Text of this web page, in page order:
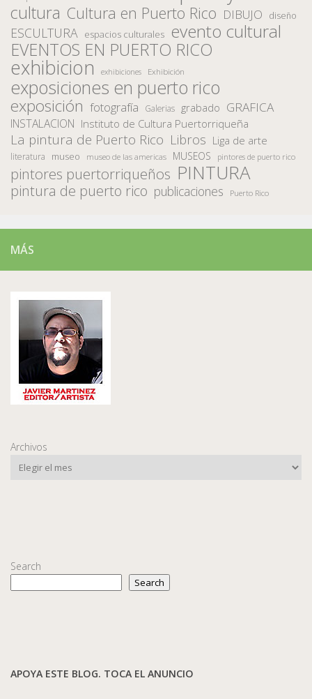
cultura Cultura en Puerto Rico DIBUJO diseño
ESCULTURA espacios culturales evento cultural
EVENTOS EN PUERTO RICO
exhibicion exhibiciones Exhibición
exposiciones en puerto rico
exposición fotografía Galerias grabado GRAFICA
INSTALACION Instituto de Cultura Puertorriqueña
La pintura de Puerto Rico Libros Liga de arte
literatura museo museo de las americas MUSEOS pintores de puerto rico
pintores puertorriqueños PINTURA
pintura de puerto rico publicaciones Puerto Rico
MÁS
Archivos
Search
Search
APOYA ESTE BLOG. TOCA EL ANUNCIO